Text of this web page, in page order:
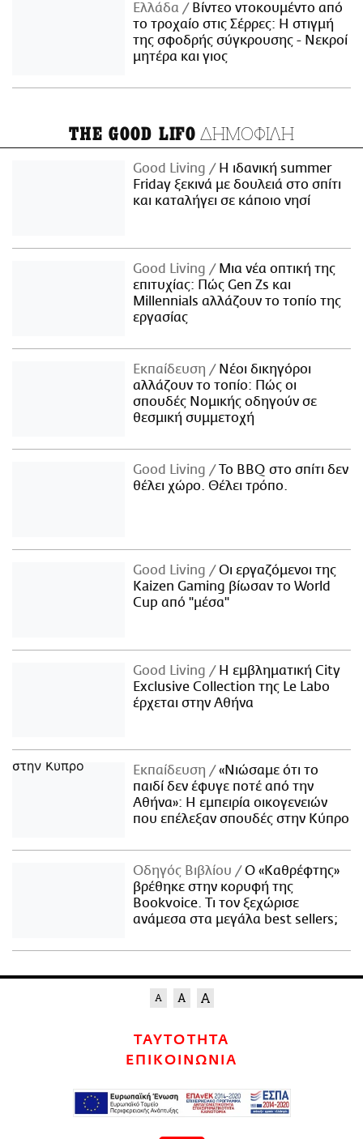
Ελλάδα
Βίντεο ντοκουμέντο από
το τροχαίο στις Σέρρες: Η στιγμή
της σφοδρής σύγκρουσης - Νεκροί
μητέρα και γιος
THE GOOD LIFO ΔΗΜΟΦΙΛΗ
Good Living
Η ιδανική summer
Friday ξεκινά με δουλειά στο σπίτι
και καταλήγει σε κάποιο νησί
Good Living
Μια νέα οπτική της
επιτυχίας: Πώς Gen Zs και
Millennials αλλάζουν το τοπίο της
εργασίας
Εκπαίδευση
Νέοι δικηγόροι
αλλάζουν το τοπίο: Πώς οι
σπουδές Νομικής οδηγούν σε
θεσμική συμμετοχή
Good Living
Το BBQ στο σπίτι δεν
θέλει χώρο. Θέλει τρόπο.
Good Living
Οι εργαζόμενοι της
Kaizen Gaming βίωσαν το World
Cup από "μέσα"
Good Living
Η εμβληματική City
Exclusive Collection της Le Labo
έρχεται στην Αθήνα
Εκπαίδευση
«Νιώσαμε ότι το
παιδί δεν έφυγε ποτέ από την
Αθήνα»: Η εμπειρία οικογενειών
που επέλεξαν σπουδές στην Κύπρο
Οδηγός Βιβλίου
Ο «Καθρέφτης»
βρέθηκε στην κορυφή της
Bookvoice. Τι τον ξεχώρισε
ανάμεσα στα μεγάλα best sellers;
ΤΑΥΤΟΤΗΤΑ
ΕΠΙΚΟΙΝΩΝΙΑ